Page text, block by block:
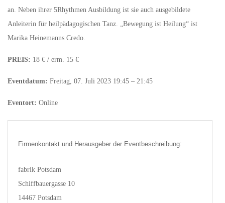
an. Neben ihrer 5Rhythmen Ausbildung ist sie auch ausgebildete
Anleiterin für heilpädagogischen Tanz. „Bewegung ist Heilung“ ist
Marika Heinemanns Credo.
PREIS: 18 € / erm. 15 €
Eventdatum: Freitag, 07. Juli 2023 19:45 – 21:45
Eventort: Online
Firmenkontakt und Herausgeber der Eventbeschreibung:
fabrik Potsdam
Schiffbauergasse 10
14467 Potsdam